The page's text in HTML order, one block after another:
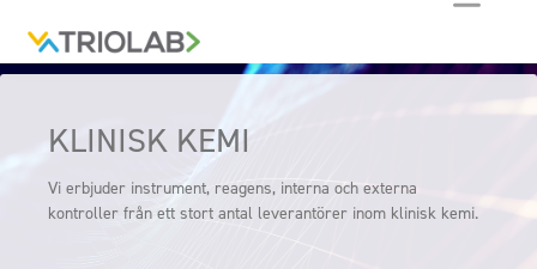
KLINISK KEMI
Vi erbjuder instrument, reagens, interna och externa
kontroller från ett stort antal leverantörer inom klinisk kemi.